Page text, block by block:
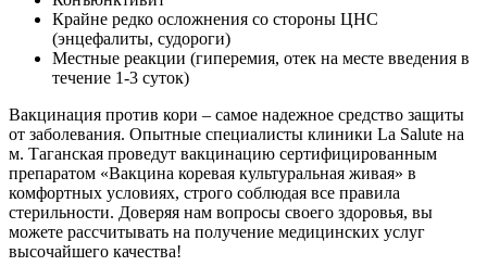
Крайне редко осложнения со стороны ЦНС
(энцефалиты, судороги)
Местные реакции (гиперемия, отек на месте введения в
течение 1-3 суток)
Вакцинация против кори – самое надежное средство защиты
от заболевания. Опытные специалисты клиники La Salute на
м. Таганская проведут вакцинацию сертифицированным
препаратом «Вакцина коревая культуральная живая» в
комфортных условиях, строго соблюдая все правила
стерильности. Доверяя нам вопросы своего здоровья, вы
можете рассчитывать на получение медицинских услуг
высочайшего качества!